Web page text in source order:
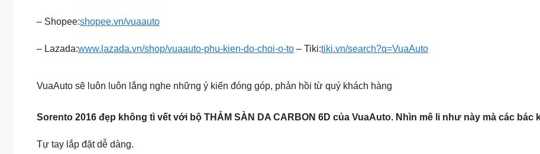
– Shopee:shopee.vn/vuaauto
– Lazada:www.lazada.vn/shop/vuaauto-phu-kien-do-choi-o-to – Tiki:tiki.vn/search?q=VuaAuto
VuaAuto sẽ luôn luôn lắng nghe những ý kiến đóng góp, phản hồi từ quý khách hàng
Sorento 2016 đẹp không tì vết với bộ THẢM SÀN DA CARBON 6D của VuaAuto. Nhìn mê li như này mà các
Tự tay lắp đặt dễ dàng.